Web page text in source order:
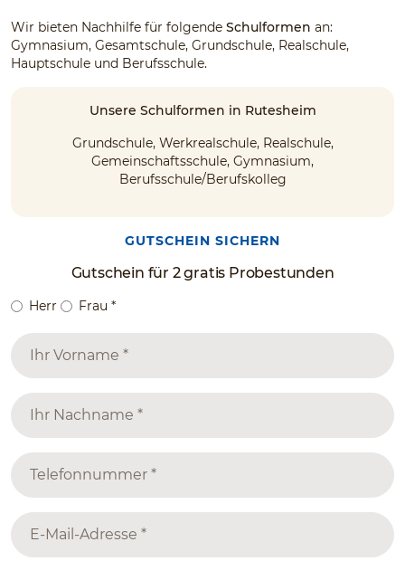
Wir bieten Nachhilfe für folgende Schulformen an:
Gymnasium, Gesamtschule, Grundschule, Realschule,
Hauptschule und Berufsschule.
Unsere Schulformen in Rutesheim
Grundschule, Werkrealschule, Realschule,
Gemeinschaftsschule, Gymnasium,
Berufsschule/Berufskolleg
GUTSCHEIN SICHERN
Gutschein für 2 gratis Probestunden
Herr Frau *